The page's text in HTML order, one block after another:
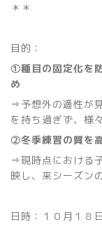
＊＊
目的：
①種目の固定化を
め
⇒予想外の適性が
を持ち過ぎず、様
②冬季練習の質を
⇒現時点における
映し、来シーズン
日時：１０月１８